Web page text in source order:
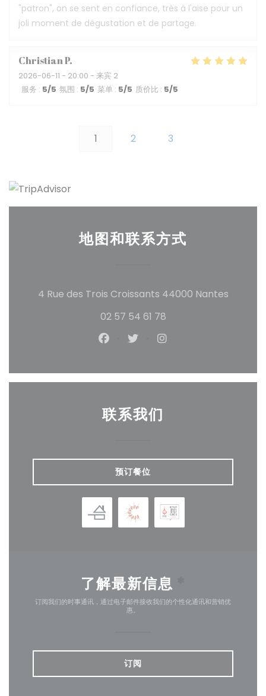
"patron", on se sent en confiance, très à l'aise pour un
joli moment de dégustation et de partage.
ChristianP
2026-06-11 - 20:00 - 来宾 2
服务 : 5/5 氛围 : 5/5 菜单 : 5/5 质价比 : 5/5
1 2 3
地图和联系方式
4 Rue des Trois Croissants 44000 Nantes((在新
02 57 54 61 78
Facebook ((在新窗口中打开))
Twitter ((在新窗口中打开
Instagram ((在新窗
联系我们
预订餐位
了解最新信息
订阅我们的时事通讯，通过电子邮件接收我们的个性化通讯和营销优
惠。
订阅